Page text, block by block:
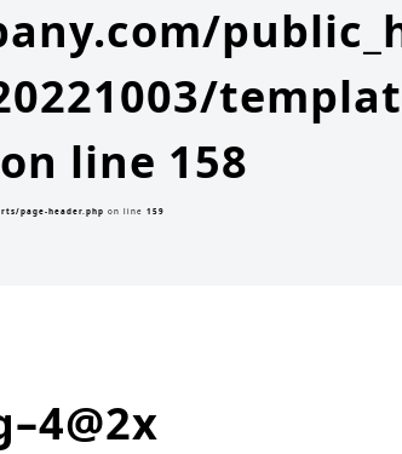
on line 158
page-header.php on line 159